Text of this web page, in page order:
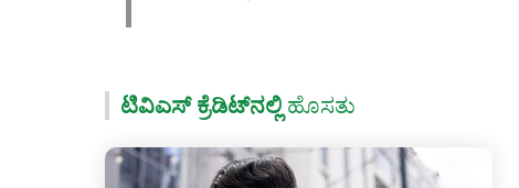
ಟಿವಿಎಸ್ ಕ್ರೆಡಿಟ್‌ನಲ್ಲಿ ಹೊಸತು